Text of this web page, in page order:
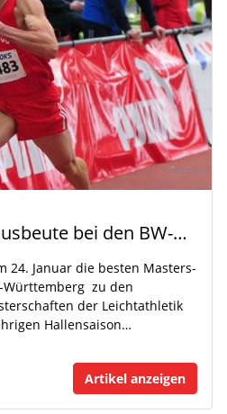
Große Medaillenausbeute bei den BW-Masters in der Halle
24. Januar die besten Masters-
zu den
der Leichtathletik
Hallensaison…
Artikel anzeigen